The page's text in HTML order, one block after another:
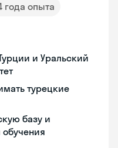
года опыта
и Уральский
турецкие
базу и